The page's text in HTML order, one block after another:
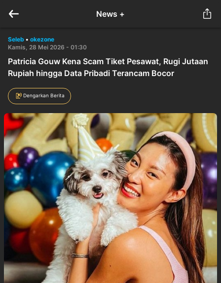
News +
Seleb • okezone
Kamis, 28 Mei 2026 - 01:30
Patricia Gouw Kena Scam Tiket Pesawat, Rugi Jutaan
Rupiah hingga Data Pribadi Terancam Bocor
Dengarkan Berita